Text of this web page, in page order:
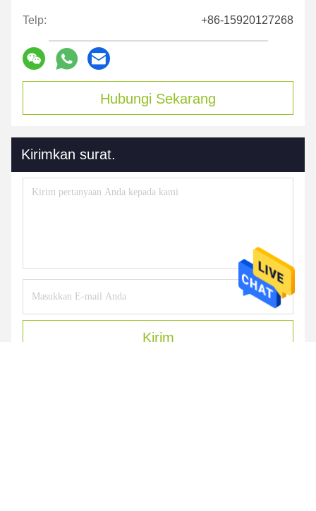
Telp: +86-15920127268
Hubungi Sekarang
Kirimkan surat.
Kirim